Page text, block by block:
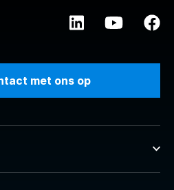
met ons op